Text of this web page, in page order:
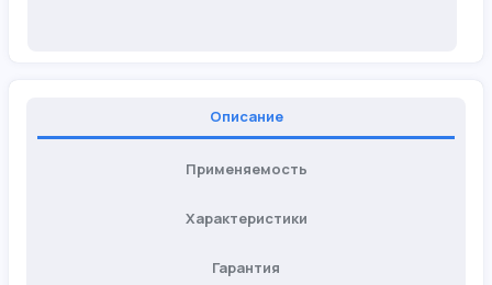
Описание
Применяемость
Характеристики
Гарантия